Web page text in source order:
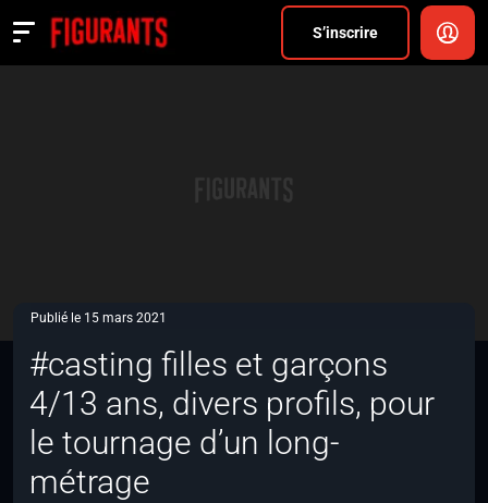
S’inscrire
Actualités
Publié le 15 mars 2021
#casting filles et garçons
4/13 ans, divers profils, pour
le tournage d’un long-
métrage